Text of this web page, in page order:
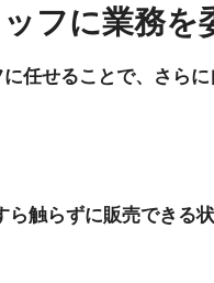
フに業務を
任せることで、さらに
ら触らずに販売できる